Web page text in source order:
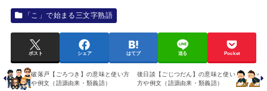
「こ」で始まる三文字熟語
ポスト シェア はてブ 送る Pocket
破落戸【ごろつき】の意味と使い方
や例文（語源由来・類義語）
後日談【ごじつだん】の意味と使い
方や例文（語源由来・類義語）